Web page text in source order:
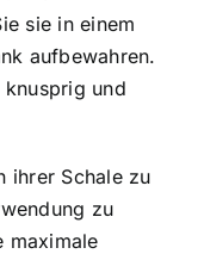
sie in einem
aufbewahren.
und
ihrer Schale zu
zu
maximale